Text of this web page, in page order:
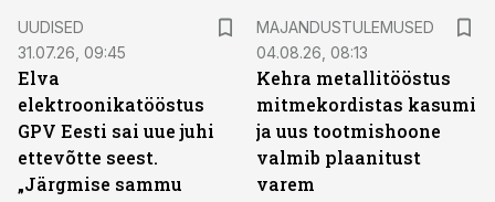
UUDISED
31.07.26, 09:45
Elva
elektroonikatööstus
GPV Eesti sai uue juhi
ettevõtte seest.
„Järgmise sammu
MAJANDUSTULEMUSED
04.08.26, 08:13
Kehra metallitööstus
mitmekordistas kasumi
ja uus tootmishoone
valmib plaanitust
varem